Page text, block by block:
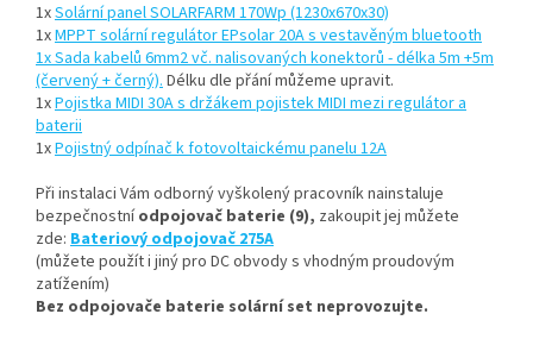
1xSolární panel SOLARFARM 170Wp (1230x670x30)
1xMPPT solární regulátor EPsolar 20A s vestavěným bluetooth
1x Sada kabelů 6mm2 vč. nalisovaných konektorů - délka 5m +5m
(červený + černý).Délku dle přání můžeme upravit.
1xPojistka MIDI 30A s držákem pojistek MIDI mezi regulátor a
baterii
1xPojistný odpínač k fotovoltaickému panelu 12A
Při instalaci Vám odborný vyškolený pracovník nainstaluje
bezpečnostníodpojovač baterie (9), zakoupit jej můžete
zde: Bateriový odpojovač 275A
(můžete použít i jiný pro DC obvody s vhodným proudovým
zatížením)
Bez odpojovače baterie solární set neprovozujte.